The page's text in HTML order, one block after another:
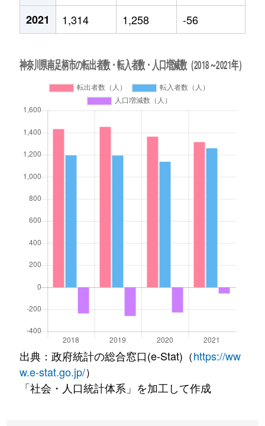
2021
1,314 1,258 -56
出典：政府統計の総合窓口(e-Stat)（https://ww
w.e-stat.go.jp/）
「社会・人口統計体系」を加工して作成